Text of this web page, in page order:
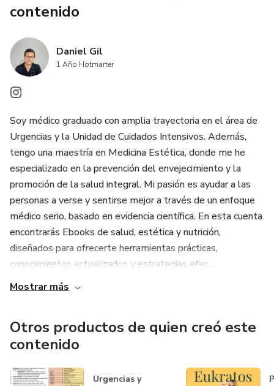
contenido
Daniel Gil
1 Año Hotmarter
Soy médico graduado con amplia trayectoria en el área de
Urgencias y la Unidad de Cuidados Intensivos. Además,
tengo una maestría en Medicina Estética, donde me he
especializado en la prevención del envejecimiento y la
promoción de la salud integral. Mi pasión es ayudar a las
personas a verse y sentirse mejor a través de un enfoque
médico serio, basado en evidencia científica. En esta cuenta
encontrarás Ebooks de salud, estética y nutrición,
diseñados para ofrecerte herramientas prácticas,
conocimientos actualizados y estrategias efec...
Mostrar más
Otros productos de quien creó este
contenido
Urgencias y